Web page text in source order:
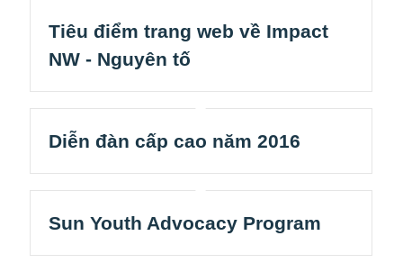
Tiêu điểm trang web về Impact
NW - Nguyên tố
Diễn đàn cấp cao năm 2016
Sun Youth Advocacy Program